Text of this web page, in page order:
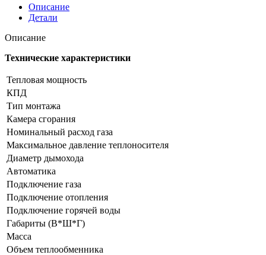
Словен
КСГВ(S)-7
Описание
Детали
Описание
Технические характеристики
Тепловая мощность
КПД
Тип монтажа
Камера сгорания
Номинальный расход газа
Максимальное давление теплоносителя
Диаметр дымохода
Автоматика
Подключение газа
Подключение отопления
Подключение горячей воды
Габариты (В*Ш*Г)
Масса
Объем теплообменника